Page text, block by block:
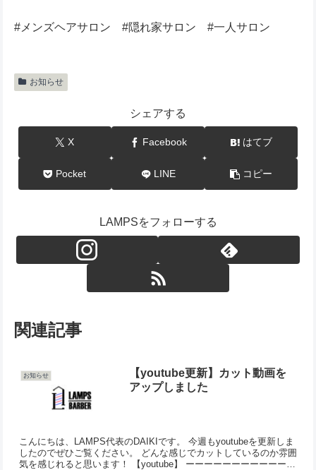
#メンズヘアサロン #隠れ家サロン #一人サロン
お知らせ
シェアする
X Facebook はてブ
Pocket LINE コピー
LAMPSをフォローする
関連記事
お知らせ
【youtube更新】カット動画を
アップしました
こんにちは、LAMPS代表のDAIKIです。 今週もyoutubeを更新しま
したのでぜひご覧ください。 どんな感じでカットしているのか雰囲
気を感じれると思います！ 【youtube】 ーーーーーーーーーーーー